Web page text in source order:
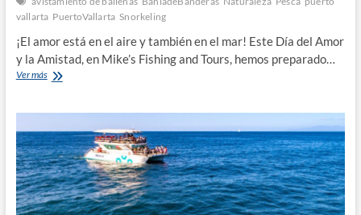
vallarta PuertoVallarta Snorkeling
¡El amor está en el aire y también en el mar! Este Día del Amor
y la Amistad, en Mike’s Fishing and Tours, hemos preparado…
Ver másPaquetes
Valentín
en
Mike’s
Fishing
and
Tours